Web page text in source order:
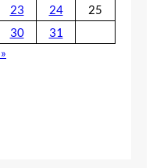
23 24
25
30
31